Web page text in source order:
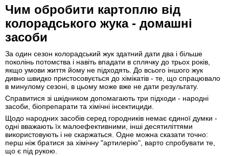
Чим обробити картоплю від
колорадського жука - домашні
засоби
За один сезон колорадський жук здатний дати два і більше
поколінь потомства і навіть впадати в сплячку до трьох років,
якщо умови життя йому не підходять. До всього іншого жук
дивно швидко пристосовується до хімікатів - те, що спрацювало
в минулому сезоні, в цьому може вже не дати результату.
Справитися зі шкідником допомагають три підходи - народні
засоби, біопрепарати та хімічні інсектициди.
Щодо народних засобів серед городників немає єдиної думки -
одні вважають їх малоефективними, інші десятиліттями
використовують і не скаржаться. Одне можна сказати точно:
перш ніж братися за хімічну "артилерію", варто спробувати те,
що є під рукою.